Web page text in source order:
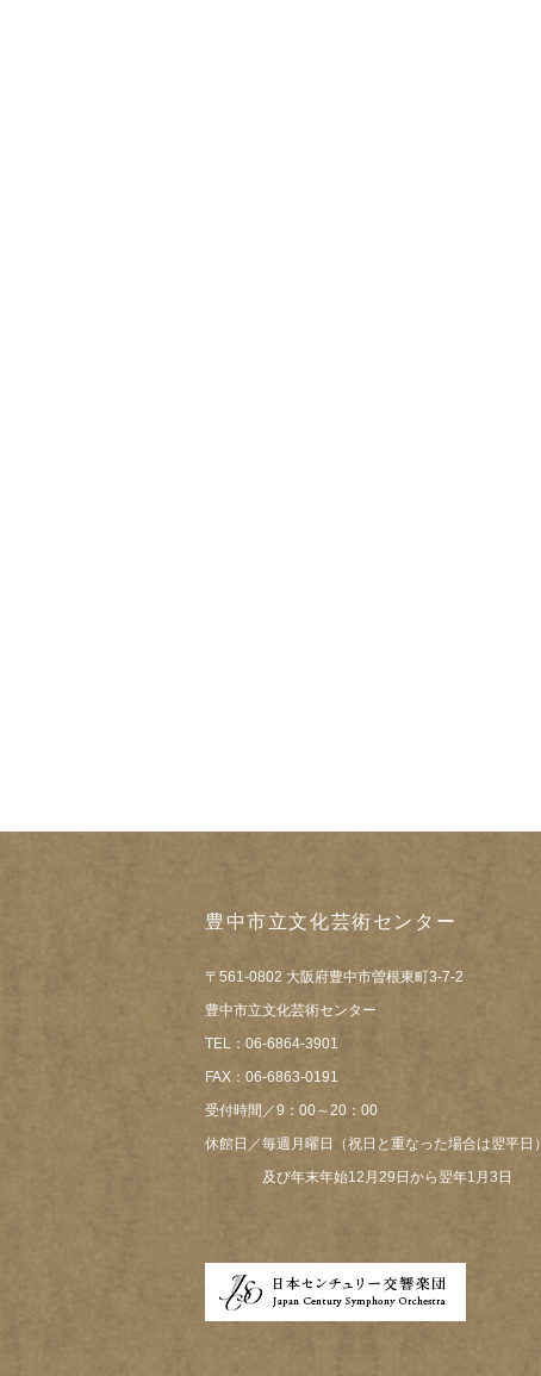
豊中市立文化芸術センター
〒561-0802 大阪府豊中市曽根東町3-7-2
豊中市立文化芸術センター
TEL：06-6864-3901
FAX：06-6863-0191
受付時間／9：00～20：00
休館日／毎週月曜日（祝日と重なった場合は翌平日）
及び年末年始12月29日から翌年1月3日